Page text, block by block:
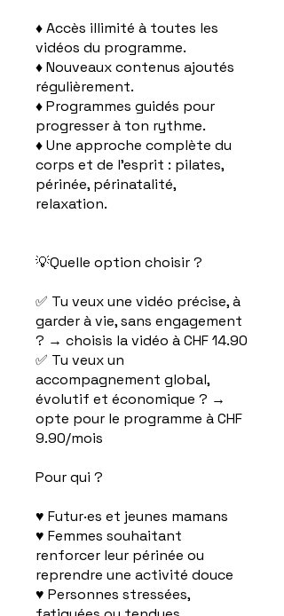
♦ Accès illimité à toutes les
vidéos du programme.
♦ Nouveaux contenus ajoutés
régulièrement.
♦ Programmes guidés pour
progresser à ton rythme.
♦ Une approche complète du
corps et de l'esprit : pilates,
périnée, périnatalité,
relaxation.
💡Quelle option choisir ?
✅ Tu veux une vidéo précise, à
garder à vie, sans engagement
? → choisis la vidéo à CHF 14.90
✅ Tu veux un
accompagnement global,
évolutif et économique ? →
opte pour le programme à CHF
9.90/mois
Pour qui ?
♥ Futur·es et jeunes mamans
♥ Femmes souhaitant
renforcer leur périnée ou
reprendre une activité douce
♥ Personnes stressées,